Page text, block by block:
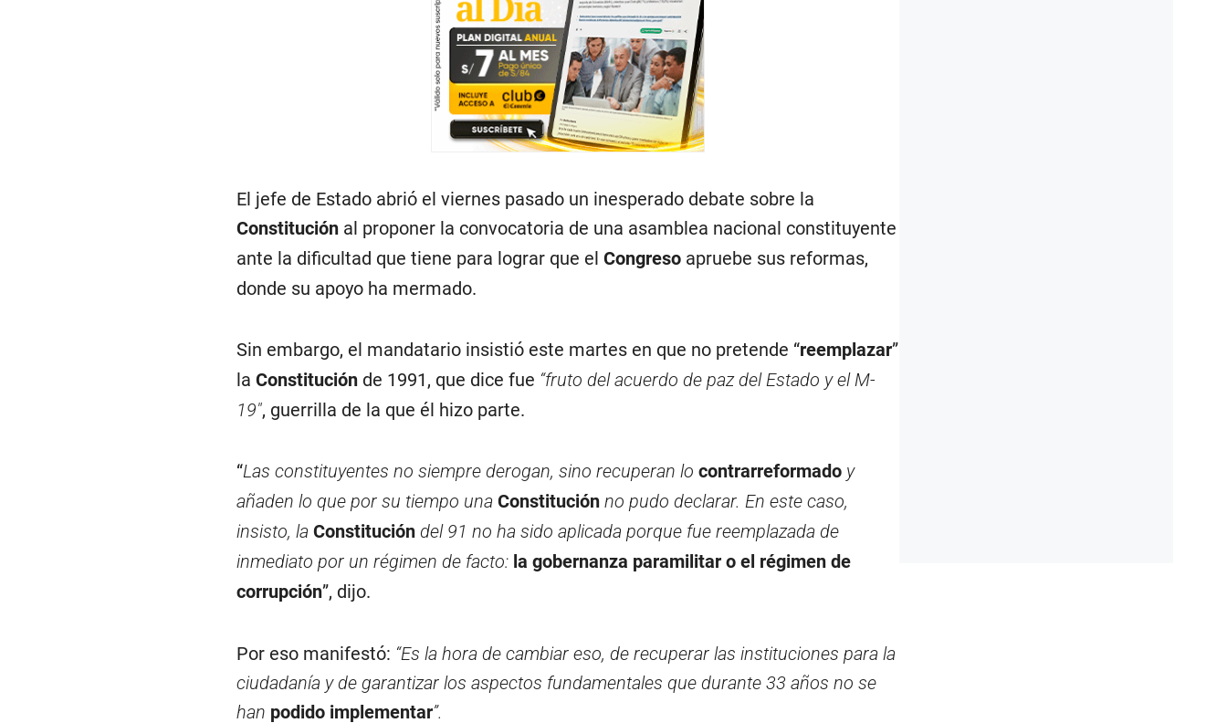
El jefe de Estado abrió el viernes pasado un inesperado debate sobre la
Constitución al proponer la convocatoria de una asamblea nacional constituyente
ante la dificultad que tiene para lograr que el Congreso apruebe sus reformas,
donde su apoyo ha mermado.
Sin embargo, el mandatario insistió este martes en que no pretende “reemplazar”
la Constitución de 1991, que dice fue “fruto del acuerdo de paz del Estado y el M-
19″, guerrilla de la que él hizo parte.
“Las constituyentes no siempre derogan, sino recuperan lo contrarreformado y
añaden lo que por su tiempo una Constitución no pudo declarar. En este caso,
insisto, la Constitución del 91 no ha sido aplicada porque fue reemplazada de
inmediato por un régimen de facto: la gobernanza paramilitar o el régimen de
corrupción”, dijo.
Por eso manifestó: “Es la hora de cambiar eso, de recuperar las instituciones para la
ciudadanía y de garantizar los aspectos fundamentales que durante 33 años no se
han podido implementar”.